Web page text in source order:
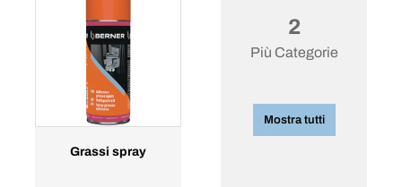
Grassi spray
2
Più Categorie
Mostra tutti